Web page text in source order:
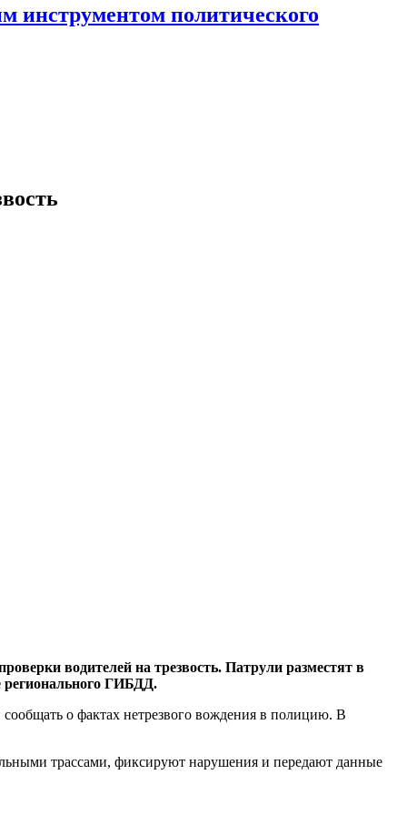
инструментом политического
водителей на трезвость. Патрули разместят в
регионального ГИБДД.
о фактах нетрезвого вождения в полицию. В
трассами, фиксируют нарушения и передают данные